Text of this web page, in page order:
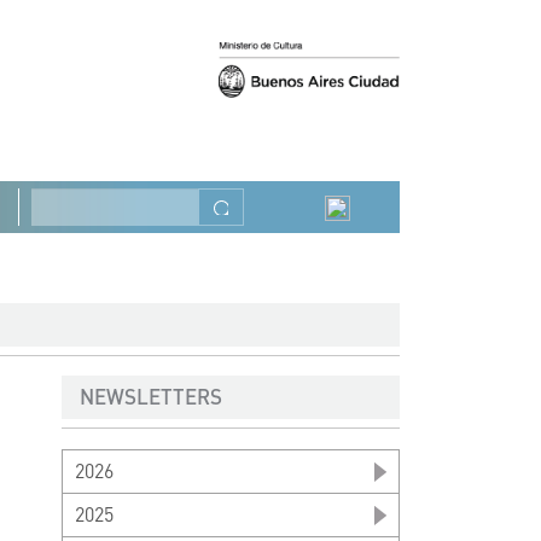
NEWSLETTERS
2026
2025